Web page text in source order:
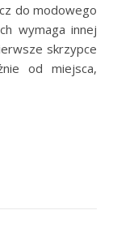
do modowego
wymaga innej
skrzypce
od miejsca,